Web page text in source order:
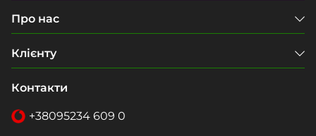
Про нас
Клієнту
Контакти
+38095234 609 0